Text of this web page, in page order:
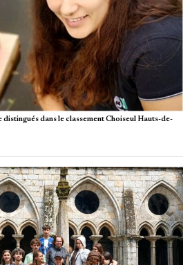
dans le classement Choiseul Hauts-de-